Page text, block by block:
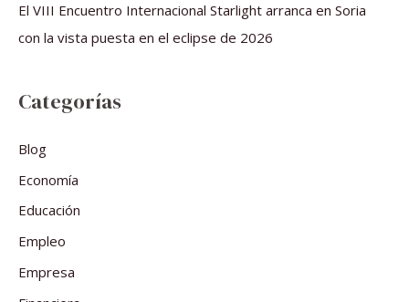
El VIII Encuentro Internacional Starlight arranca en Soria
con la vista puesta en el eclipse de 2026
Categorías
Blog
Economía
Educación
Empleo
Empresa